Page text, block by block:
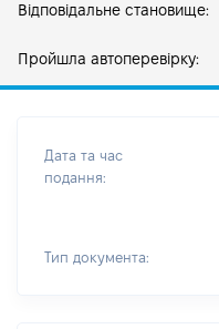
Відповідальне становище:
Пройшла автоперевірку:
Дата та час
подання:
Тип документа: